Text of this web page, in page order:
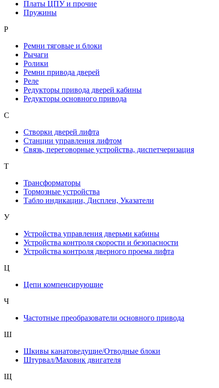
Платы ЦПУ и прочие
Пружины
Р
Ремни тяговые и блоки
Рычаги
Ролики
Ремни привода дверей
Реле
Редукторы привода дверей кабины
Редукторы основного привода
С
Створки дверей лифта
Станции управления лифтом
Связь, переговорные устройства, диспетчеризация
Т
Трансформаторы
Тормозные устройства
Табло индикации, Дисплеи, Указатели
У
Устройства управления дверьми кабины
Устройства контроля скорости и безопасности
Устройства контроля дверного проема лифта
Ц
Цепи компенсирующие
Ч
Частотные преобразователи основного привода
Ш
Шкивы канатоведущие/Отводные блоки
Штурвал/Маховик двигателя
Щ